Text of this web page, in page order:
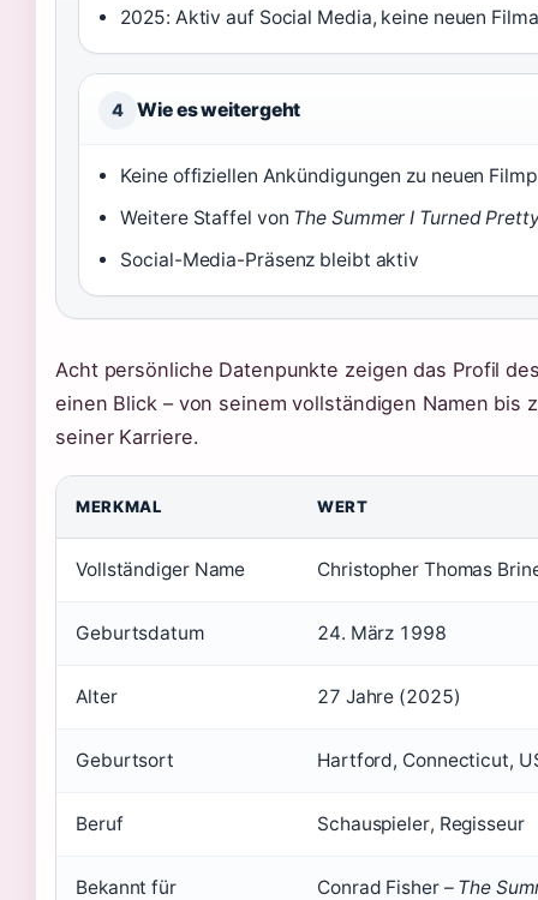
2025: Aktiv auf Social Media, keine neuen
4 Wie es weitergeht
Keine offiziellen Ankündigungen zu neuen
Weitere Staffel von The Summer I Turned
Social-Media-Präsenz bleibt aktiv
Acht persönliche Datenpunkte zeigen das Profil
einen Blick – von seinem vollständigen Namen bis
seiner Karriere.
MERKMAL WERT
Vollständiger Name Christopher Thomas
Geburtsdatum 24. März 1998
Alter 27 Jahre (2025)
Geburtsort Hartford, Connecticut,
Beruf Schauspieler, Regisseur
Bekannt für Conrad Fisher – The